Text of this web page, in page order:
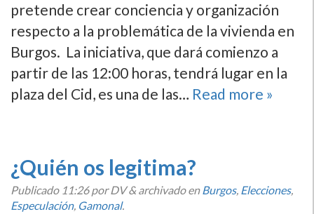
pretende crear conciencia y organización
respecto a la problemática de la vivienda en
Burgos. La iniciativa, que dará comienzo a
partir de las 12:00 horas, tendrá lugar en la
plaza del Cid, es una de las… Read more »
¿Quién os legitima?
Publicado 11:26por DV&archivado enBurgos, Elecciones,
Especulación, Gamonal.